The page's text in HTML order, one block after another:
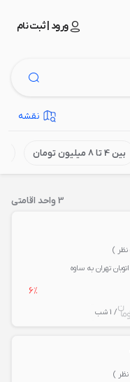
ورود | ثبت نام
نقشه
بین 4 تا 8 میلیون تومان
3 واحد اقامتی
6%
/ 1 شب